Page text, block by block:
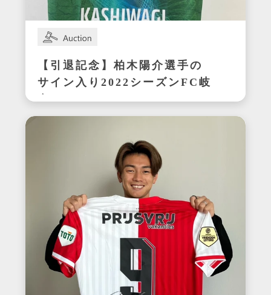
【引退記念】柏木陽介選手の
サイン入り2022シーズンFC岐
阜ユニフォーム